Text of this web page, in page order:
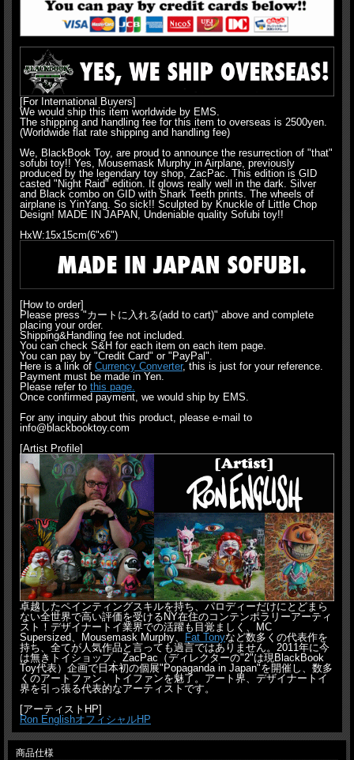
[For International Buyers]
We would ship this item worldwide by EMS.
The shipping and handling fee for this item to overseas is 2500yen.
(Worldwide flat rate shipping and handling fee)
We, BlackBook Toy, are proud to announce the resurrection of "that"
sofubi toy!! Yes, Mousemask Murphy in Airplane, previously
produced by the legendary toy shop, ZacPac. This edition is GID
casted "Night Raid" edition. It glows really well in the dark. Silver
and Black combo on GID with Shark Teeth prints. The wheels of
airplane is YinYang. So sick!! Sculpted by Knuckle of Little Chop
Design! MADE IN JAPAN, Undeniable quality Sofubi toy!!
HxW:15x15cm(6"x6")
[How to order]
Please press "カートに入れる(add to cart)" above and complete
placing your order.
Shipping&Handling fee not included.
You can check S&H for each item on each item page.
You can pay by "Credit Card" or "PayPal".
Here is a link of Currency Converter, this is just for your reference.
Payment must be made in Yen.
Please refer to this page.
Once confirmed payment, we would ship by EMS.
For any inquiry about this product, please e-mail to
info@blackbooktoy.com
[Artist Profile]
卓越したペインティングスキルを持ち、パロディーだけにとどまら
ない全世界で高い評価を受けるNY在住のコンテンポラリーアーティ
スト！デザイナートイ業界での活躍も目覚ましく、MC
Supersized、Mousemask Murphy、
Fat Tonyなど数多くの代表作を
持ち、全てが人気作品と言っても過言ではありません。2011年に今
は無きトイショップ、ZacPac（ディレクターの"2"は現BlackBook
Toy代表）企画で日本初の個展"Popaganda in Japan"を開催し、数多
くのアートファン、トイファンを魅了。アート界、デザイナートイ
界を引っ張る代表的なアーティストです。
[アーティストHP]
Ron EnglishオフィシャルHP
商品仕様